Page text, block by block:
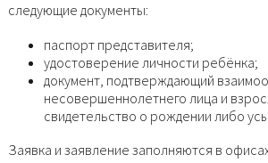
следующие документы:
паспорт представителя;
удостоверение личности ребёнка;
документ, подтверждающий
несовершеннолетнего лица и
свидетельство о рождении либо
Заявка и заявление заполняются в